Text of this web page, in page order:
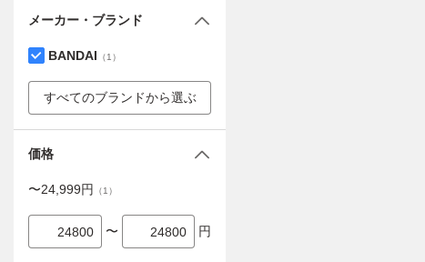
メーカー・ブランド
BANDAI （1 ）
すべてのブランドから選ぶ
価格
〜24,999円 （1 ）
〜 円